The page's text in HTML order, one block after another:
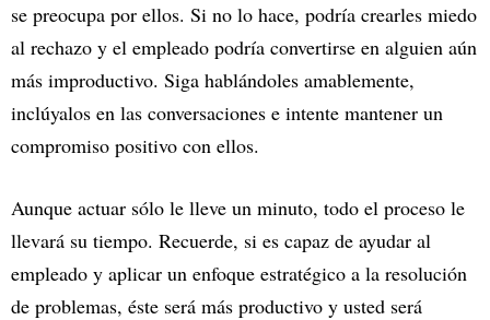
se preocupa por ellos. Si no lo hace, podría crearles miedo
al rechazo y el empleado podría convertirse en alguien aún
más improductivo. Siga hablándoles amablemente,
inclúyalos en las conversaciones e intente mantener un
compromiso positivo con ellos.
Aunque actuar sólo le lleve un minuto, todo el proceso le
llevará su tiempo. Recuerde, si es capaz de ayudar al
empleado y aplicar un enfoque estratégico a la resolución
de problemas, éste será más productivo y usted será